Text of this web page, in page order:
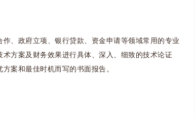
政府立项、银行贷款、资金申请等领域常用的专业
方案及财务效果进行具体、深入、细致的技术论证
案和最佳时机而写的书面报告。